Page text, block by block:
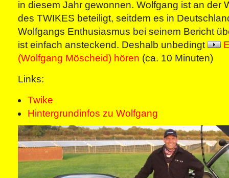
in diesem Jahr gewonnen. Wolfgang ist an der
des TWIKES beteiligt, seitdem es in
Wolfgangs Enthusiasmus bei seinem Bericht
ist einfach ansteckend. Deshalb unbedingt
(Wolfgang Möscheid) hören (ca. 10 Minuten)
Links:
Twike
Hintergrundinfos zu Wolfgang